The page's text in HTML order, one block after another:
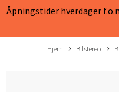
Åpningstider hverdager
Hjem Bilstereo